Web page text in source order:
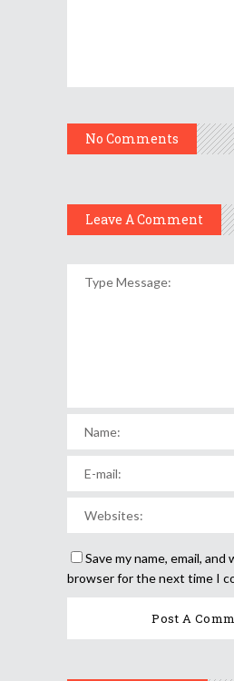
No Comments
Leave A Comment
Save my name, email,
browser for the next time I